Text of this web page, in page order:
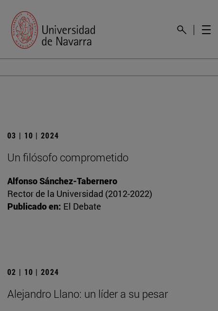
03 | 10 | 2024
Un filósofo comprometido
Alfonso Sánchez-Tabernero
Rector de la Universidad (2012-2022)
Publicado en: El Debate
02 | 10 | 2024
Alejandro Llano: un líder a su pesar